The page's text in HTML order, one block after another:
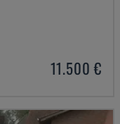
11.500 €